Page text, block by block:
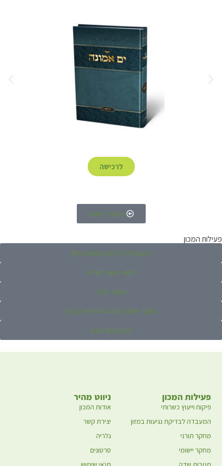
לרכישה
למעבר לחנות
פעילות המכון
המעבדה לבדיקת נגיעות במזון
פיקוח וייעוץ כשרותי
מחקר תורני
מחקר יישומי במצוות התלויות בארץ
ימי עיון והרצאות
ניווט מהיר
אודות המכון
יצירת קשר
גלריה
סרטונים
פעילות המכון
פיקוח וייעוץ כשרותי
המעבדה לבדיקת נגיעות במזון
מחקר תורני
מחקר יישומי